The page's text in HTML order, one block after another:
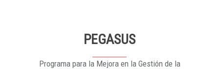
PEGASUS
Programa para la Mejora en la Gestión de la